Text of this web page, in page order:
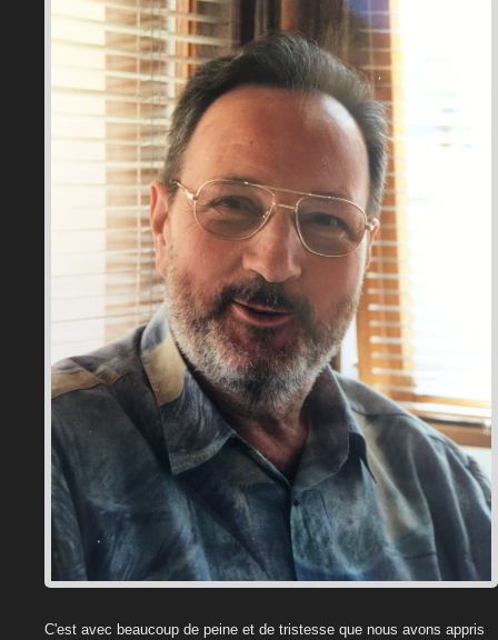
C'est avec beaucoup de peine et de tristesse que nous avons appris